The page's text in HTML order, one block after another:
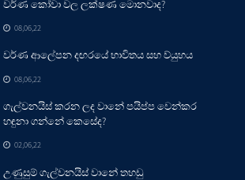
වර්ණ කෝවා වල ලක්ෂණ මොනවාද?
08,06,22
වර්ණ ආලේපන දඟරයේ භාවිතය සහ ව්යුහය
08,06,22
ගැල්වනයිස් කරන ලද වානේ පයිප්ප වෙන්කර
හඳුනා ගන්නේ කෙසේද?
02,06,22
උණුසුම් ගැල්වනයිස් වානේ තහඩු